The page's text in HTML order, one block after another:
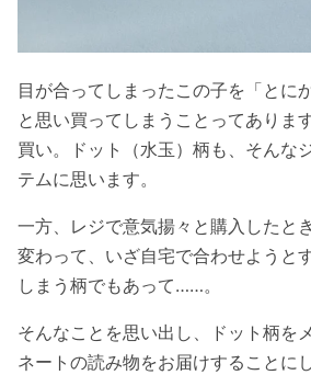
目が合ってしまったこの子を 「とに
と思い買ってしまうことってありま
買い。ドット（水玉）柄も、そんな
テムに思います。
一方、レジで意気揚々と購入したと
変わって、いざ自宅で合わせようと
しまう柄でもあって……。
そんなことを思い出し、ドット柄を
ネートの読み物をお届けすることに